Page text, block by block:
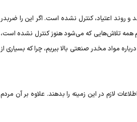
مخدر مصرف کرده‌اند و روند اعتیاد، کنترل نشده است. اگر این را ضربدر
در جامعه علی رغم همه تلاش‌هایی که می‌شود هنوز کنترل نشده است،
مواد مخدر صنعتی بالا ببریم، چرا که بسیاری از
لازم در این زمینه را بدهند. علاوه بر آن مردم